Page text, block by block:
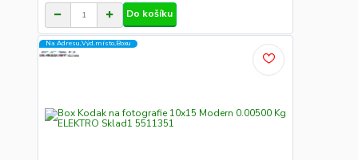
Do košíku
Na Adresu,Výd.místo,Boxu